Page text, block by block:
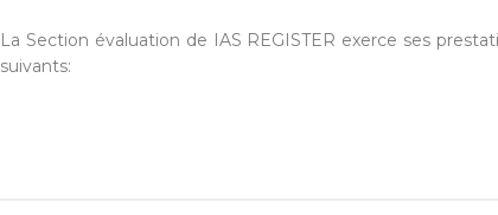
La Section évaluation de IAS REGISTER exerce ses
suivants: